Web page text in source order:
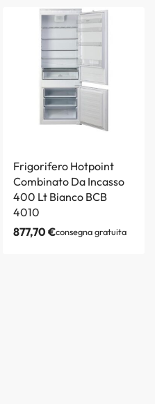
Frigorifero Hotpoint
Combinato Da Incasso
400 Lt Bianco BCB
4010
877,70€consegna gratuita